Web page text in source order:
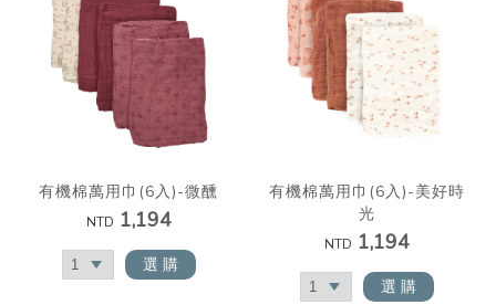
有機棉萬用巾(6入)-微醺
NTD 1,194
選 購
有機棉萬用巾(6入)-美好時
光
NTD 1,194
選 購